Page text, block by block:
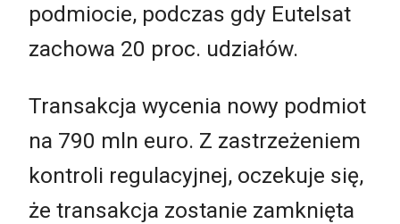
podmiocie, podczas gdy Eutelsat
zachowa 20 proc. udziałów.
Transakcja wycenia nowy podmiot
na 790 mln euro. Z zastrzeżeniem
kontroli regulacyjnej, oczekuje się,
że transakcja zostanie zamknięta